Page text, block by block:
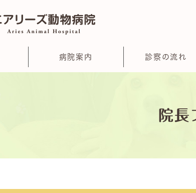
病院案内 診察の流れ
院長